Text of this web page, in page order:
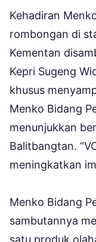
Kehadiran
rombongan di
Kementan
Kepri Sugeng
khusus
Menko Bidang
menunjukkan
Balitbangtan.
meningkatkan
Menko Bidang
sambutannya
satu produk